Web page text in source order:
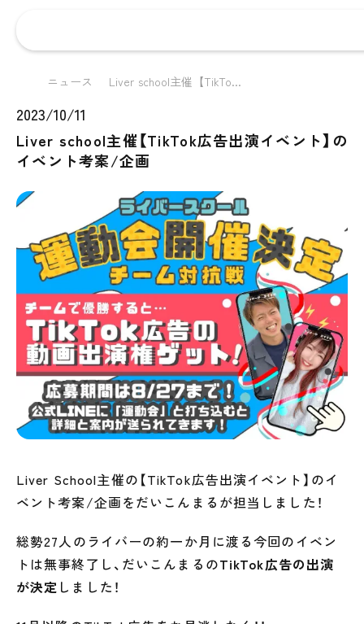
ニュース Liver school主催【TikTo...
2023/10/11
Liver school主催【TikTok広告出演イベント】の
イベント考案/企画
Liver School主催の【TikTok広告出演イベント】のイ
ベント考案/企画をだいこんまるが担当しました！
総勢27人のライバーの約一か月に渡る今回のイベン
トは無事終了し、だいこんまるのTikTok広告の出演
が決定 しました！